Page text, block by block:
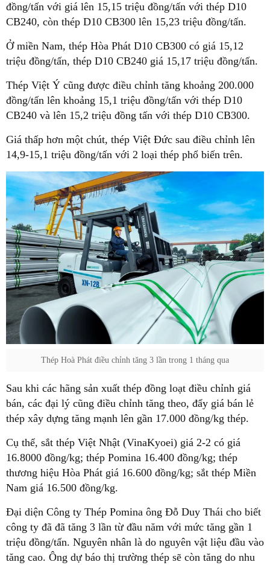
đồng/tấn với giá lên 15,15 triệu đồng/tấn với thép D10
CB240, còn thép D10 CB300 lên 15,23 triệu đồng/tấn.
Ở miền Nam, thép Hòa Phát D10 CB300 có giá 15,12
triệu đồng/tấn, thép D10 CB240 giá 15,17 triệu đồng/tấn.
Thép Việt Ý cũng được điều chỉnh tăng khoảng 200.000
đồng/tấn lên khoảng 15,1 triệu đồng/tấn với thép D10
CB240 và lên 15,2 triệu đồng tấn với thép D10 CB300.
Giá thấp hơn một chút, thép Việt Đức sau điều chỉnh lên
14,9-15,1 triệu đồng/tấn với 2 loại thép phổ biến trên.
Thép Hoà Phát điều chỉnh tăng 3 lần trong 1 tháng qua
Sau khi các hãng sản xuất thép đồng loạt điều chỉnh giá
bán, các đại lý cũng điều chỉnh tăng theo, đẩy giá bán lẻ
thép xây dựng tăng mạnh lên gần 17.000 đồng/kg thép.
Cụ thể, sắt thép Việt Nhật (VinaKyoei) giá 2-2 có giá
16.8000 đồng/kg; thép Pomina 16.400 đồng/kg; thép
thương hiệu Hòa Phát giá 16.600 đồng/kg; sắt thép Miền
Nam giá 16.500 đồng/kg.
Đại diện Công ty Thép Pomina ông Đỗ Duy Thái cho biết
công ty đã đã tăng 3 lần từ đầu năm với mức tăng gần 1
triệu đồng/tấn. Nguyên nhân là do nguyên vật liệu đầu vào
tăng cao. Ông dự báo thị trường thép sẽ còn tăng do nhu